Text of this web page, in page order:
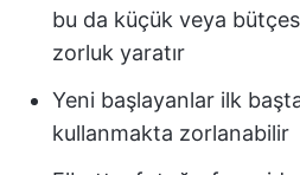
bu da küçük veya bütçesi
zorluk yaratır
Yeni başlayanlar ilk
kullanmakta zorlanabilir